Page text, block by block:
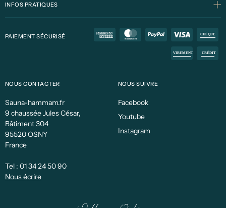
INFOS PRATIQUES
PAIEMENT SÉCURISÉ
NOUS CONTACTER
Sauna-hammam.fr
9 chaussée Jules César,
Bâtiment 304
95520 OSNY
France
Tel : 01 34 24 50 90
Nous écrire
NOUS SUIVRE
Facebook
Youtube
Instagram